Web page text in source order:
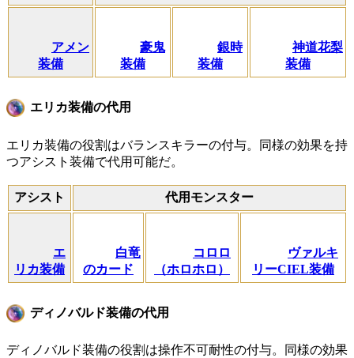
アメン
装備
豪鬼
装備
銀時
装備
神道花梨
装備
エリカ装備の代用
エリカ装備の役割はバランスキラーの付与。同様の効果を持
つアシスト装備で代用可能だ。
アシスト 代用モンスター
エ
リカ装備
白竜
のカード
コロロ
（ホロホロ）
ヴァルキ
リーCIEL装備
ディノバルド装備の代用
ディノバルド装備の役割は操作不可耐性の付与。同様の効果